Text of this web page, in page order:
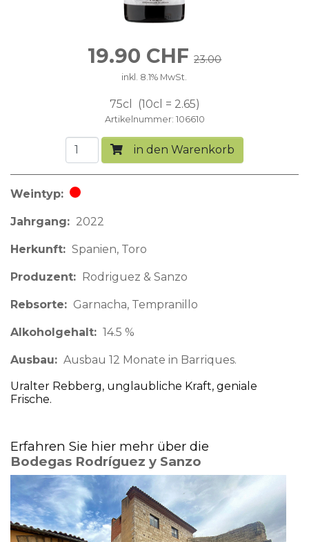
19.90 CHF 23.00
inkl. 8.1% MwSt.
75cl 10cl = 2.65
Artikelnummer 106610
in den Warenkorb
Weintyp Rotwein
Jahrgang 2022
Herkunft Spanien Toro
Produzent Rodriguez & Sanzo
Rebsorte Garnacha, Tempranillo
Alkoholgehalt 14.5 %
Ausbau
Ausbau 12 Monate in Barriques.
Uralter Rebberg, unglaubliche Kraft, geniale
Frische.
Erfahren Sie hier mehr über die
Bodegas Rodríguez y Sanzo